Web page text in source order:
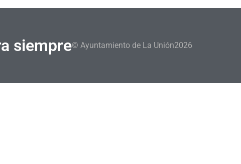
siempre© Ayuntamiento de La Unión2026